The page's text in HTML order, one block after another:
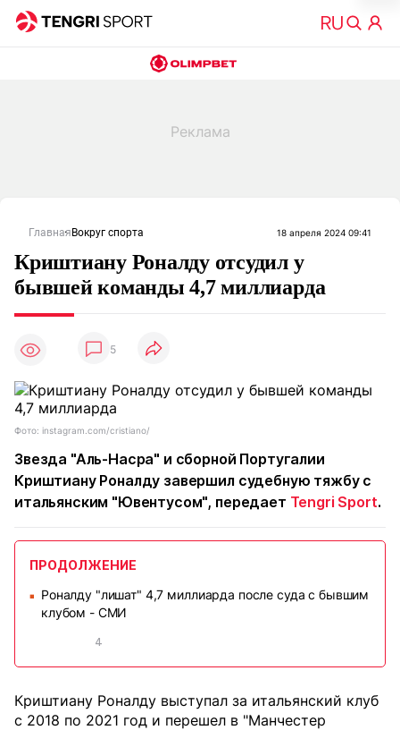
Главная Вокруг спорта 18 апреля 2024 09:41
Криштиану Роналду отсудил у
бывшей команды 4,7 миллиарда
5
Фото: instagram.com/cristiano/
Звезда "Аль-Насра" и сборной Португалии
Криштиану Роналду завершил судебную тяжбу с
итальянским "Ювентусом", передает Tengri Sport.
ПРОДОЛЖЕНИЕ
■
Роналду "лишат" 4,7 миллиарда после суда с бывшим
клубом - СМИ
4
Криштиану Роналду выступал за итальянский клуб
с 2018 по 2021 год и перешел в "Манчестер